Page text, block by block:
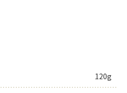
120g